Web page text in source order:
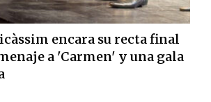
encara su recta final
a 'Carmen' y una gala